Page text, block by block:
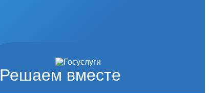
Решаем вместе